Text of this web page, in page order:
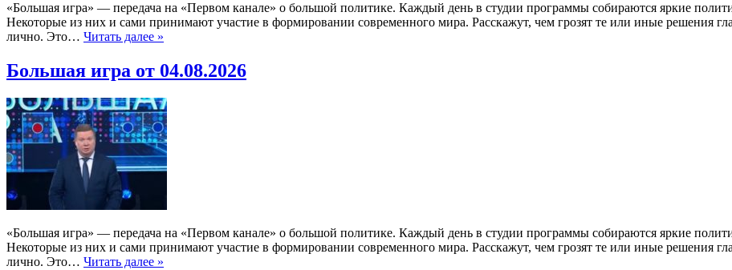
«Большая игра» — передача на «Первом канале» о большой политике. Каждый день в студии программы собираются яркие
Некоторые из них и сами принимают участие в формировании современного мира. Расскажут, чем грозят те или иные решения
лично. Это… Читать далее »
Большая игра от 04.08.2026
«Большая игра» — передача на «Первом канале» о большой политике. Каждый день в студии программы собираются яркие
Некоторые из них и сами принимают участие в формировании современного мира. Расскажут, чем грозят те или иные решения
лично. Это… Читать далее »